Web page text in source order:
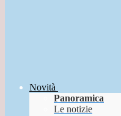
Novità
Panoramica
Le notizie